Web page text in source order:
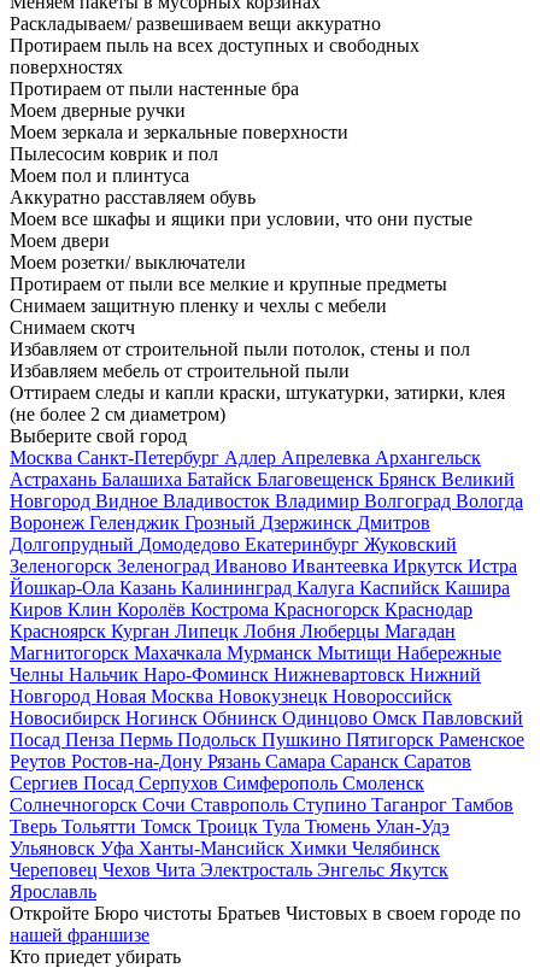
Раскладываем/ развешиваем вещи аккуратно
Протираем пыль на всех доступных и свободных
поверхностях
Протираем от пыли настенные бра
Моем дверные ручки
Моем зеркала и зеркальные поверхности
Пылесосим коврик и пол
Моем пол и плинтуса
Аккуратно расставляем обувь
Моем все шкафы и ящики при условии, что они пустые
Моем двери
Моем розетки/ выключатели
Протираем от пыли все мелкие и крупные предметы
Снимаем защитную пленку и чехлы с мебели
Снимаем скотч
Избавляем от строительной пыли потолок, стены и пол
Избавляем мебель от строительной пыли
Оттираем следы и капли краски, штукатурки, затирки, клея
(не более 2 см диаметром)
Выберите свой город
Москва Санкт-Петербург Адлер Апрелевка Архангельск
Астрахань Балашиха Батайск Благовещенск Брянск Великий
Новгород Видное Владивосток Владимир Волгоград Вологда
Воронеж Геленджик Грозный Дзержинск Дмитров
Долгопрудный Домодедово Екатеринбург Жуковский
Зеленогорск Зеленоград Иваново Ивантеевка Иркутск Истра
Йошкар-Ола Казань Калининград Калуга Каспийск Кашира
Киров Клин Королёв Кострома Красногорск Краснодар
Красноярск Курган Липецк Лобня Люберцы Магадан
Магнитогорск Махачкала Мурманск Мытищи Набережные
Челны Нальчик Наро-Фоминск Нижневартовск Нижний
Новгород Новая Москва Новокузнецк Новороссийск
Новосибирск Ногинск Обнинск Одинцово Омск Павловский
Посад Пенза Пермь Подольск Пушкино Пятигорск Раменское
Реутов Ростов-на-Дону Рязань Самара Саранск Саратов
Сергиев Посад Серпухов Симферополь Смоленск
Солнечногорск Сочи Ставрополь Ступино Таганрог Тамбов
Тверь Тольятти Томск Троицк Тула Тюмень Улан-Удэ
Ульяновск Уфа Ханты-Мансийск Химки Челябинск
Череповец Чехов Чита Электросталь Энгельс Якутск
Ярославль
Откройте Бюро чистоты Братьев Чистовых в своем городе по
нашей франшизе
Кто приедет убирать